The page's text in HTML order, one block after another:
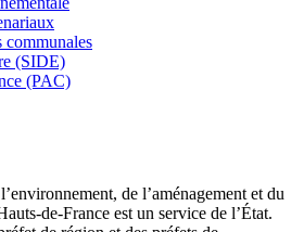
communales
(SIDE)
(PAC)
de l’aménagement et du
de-France est un service de l’État.